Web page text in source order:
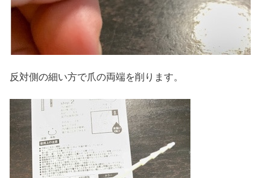
反対側の細い方で爪の両端を削ります。